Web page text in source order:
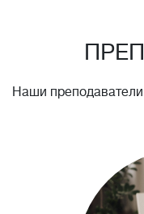
Наши